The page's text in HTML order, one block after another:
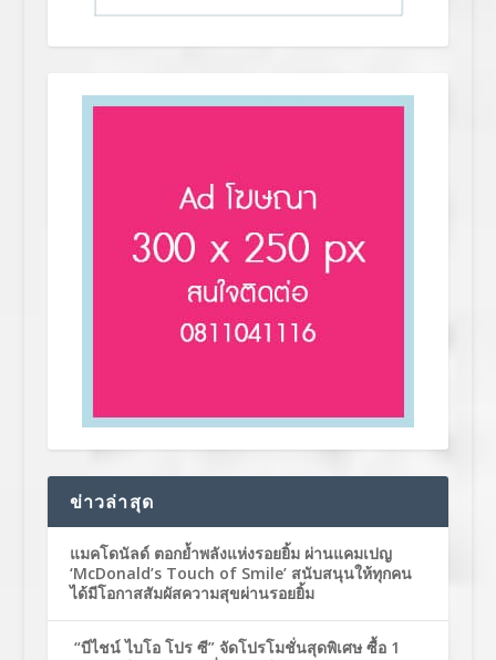
ข่าวล่าสุด
แมคโดนัลด์ ตอกย้ำพลังแห่งรอยยิ้ม ผ่านแคมเปญ
‘McDonald’s Touch of Smile’ สนับสนุนให้ทุกคน
ได้มีโอกาสสัมผัสความสุขผ่านรอยยิ้ม
“บีไชน์ ไบโอ โปร ซี” จัดโปรโมชั่นสุดพิเศษ ซื้อ 1